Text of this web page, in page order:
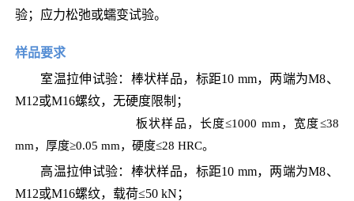
验；应力松弛或蠕变试验。
样品要求
室温拉伸试验：棒状样品，标距10 mm，两端为M8、
M12或M16螺纹，无硬度限制；
板状样品，长度≤1000 mm，宽度≤38
mm，厚度≥0.05 mm，硬度≤28 HRC。
高温拉伸试验：棒状样品，标距10 mm，两端为M8、
M12或M16螺纹，载荷≤50 kN；